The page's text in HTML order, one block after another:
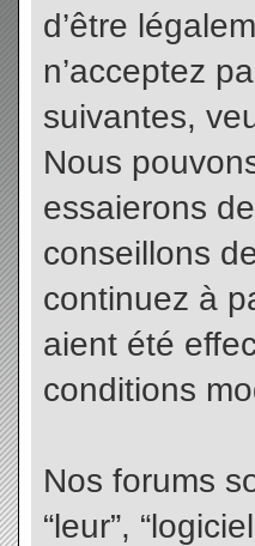
d’être
n’acceptez
suivantes,
Nous
essaierons
conseillons
continuez à
aient été
conditions
Nos forums
“leur”,